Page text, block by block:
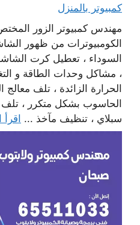
كمبيوتر بالمنزل
مهندس كمبيوتر الزور
الكومبيوترات من ظهور
السوداء ، تعطيل كرت
، مشاكل وحدات الطاقة و
الحرارة الزائدة ، تلف معالج
الحاسوب بشكل متكرر ، تلف
سبلاي ، تنظيف مآخذ ... اقرأ